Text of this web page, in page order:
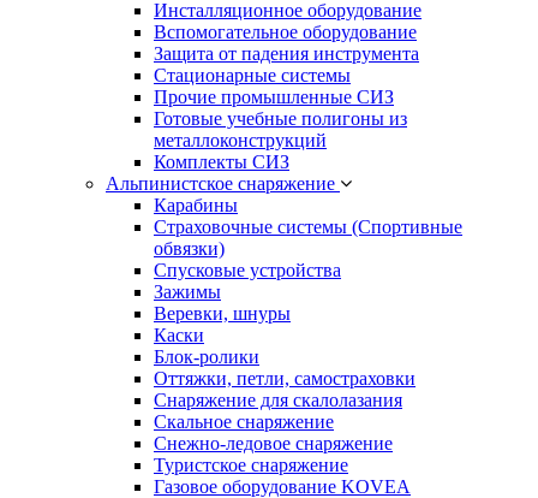
Инсталляционное оборудование
Вспомогательное оборудование
Защита от падения инструмента
Стационарные системы
Прочие промышленные СИЗ
Готовые учебные полигоны из
металлоконструкций
Комплекты СИЗ
Альпинистское снаряжение
Карабины
Страховочные системы (Спортивные
обвязки)
Спусковые устройства
Зажимы
Веревки, шнуры
Каски
Блок-ролики
Оттяжки, петли, самостраховки
Снаряжение для скалолазания
Скальное снаряжение
Снежно-ледовое снаряжение
Туристское снаряжение
Газовое оборудование KOVEA